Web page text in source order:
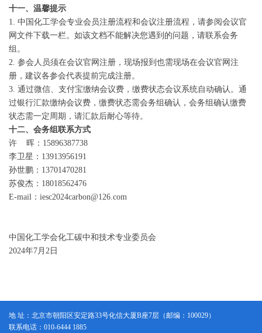
十一、温馨提示
1. 中国化工学会专业会员注册流程和会议注册流程，请参阅会议官
网文件下载一栏。如该文档不能解决您遇到的问题，请联系会务
组。
2. 参会人员须在会议官网注册，现场报到也需现场在会议官网注
册，建议各参会代表提前完成注册。
3. 通过微信、支付宝缴纳会议费，缴费状态会议系统自动确认。通
过银行汇款缴纳会议费，缴费状态需会务组确认，会务组确认缴费
状态需一定周期，请汇款后耐心等待。
十二、会务组联系方式
许 晖：15896387738
李卫星：13913956191
孙世鹏：13701470281
苏俊杰：18018562476
E-mail：iesc2024carbon@126.com
中国化工学会化工碳中和技术专业委员会
2024年7月2日
地 址：北京市朝阳区安定路33号化信大厦B座7层（邮编：100029）
联系电话：010-6444 1885